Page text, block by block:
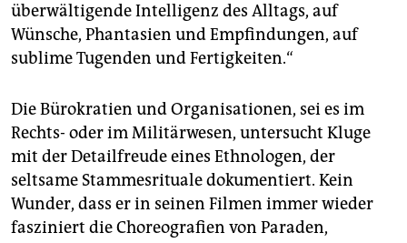
überwältigende Intelligenz des Alltags, auf
Wünsche, Phantasien und Empfindungen, auf
sublime Tugenden und Fertigkeiten.“
Die Bürokratien und Organisationen, sei es im
Rechts- oder im Militärwesen, untersucht Kluge
mit der Detailfreude eines Ethnologen, der
seltsame Stammesrituale dokumentiert. Kein
Wunder, dass er in seinen Filmen immer wieder
fasziniert die Choreografien von Paraden,